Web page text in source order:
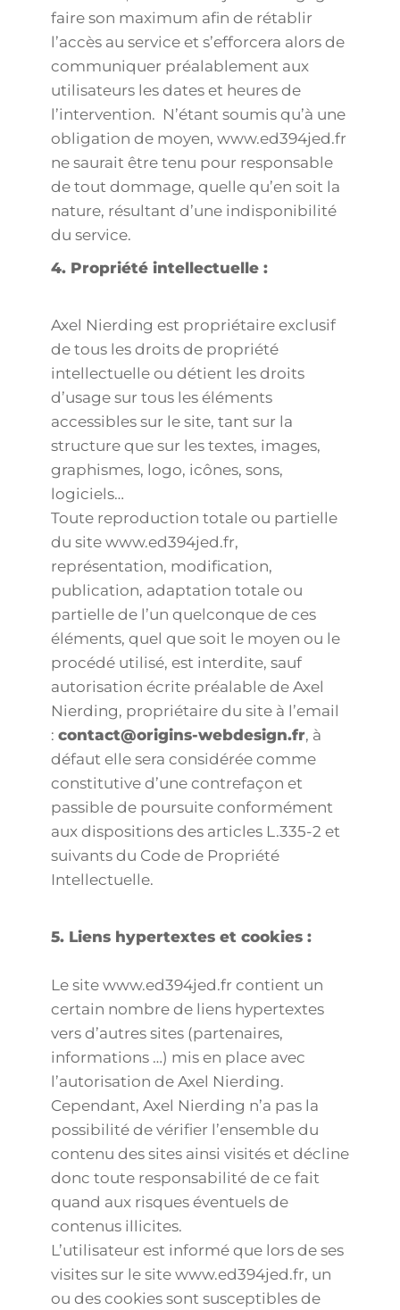
faire son maximum afin de rétablir
l’accès au service et s’efforcera alors de
communiquer préalablement aux
utilisateurs les dates et heures de
l’intervention. N’étant soumis qu’à une
obligation de moyen, www.ed394jed.fr
ne saurait être tenu pour responsable
de tout dommage, quelle qu’en soit la
nature, résultant d’une indisponibilité
du service.
4. Propriété intellectuelle :
Axel Nierding est propriétaire exclusif
de tous les droits de propriété
intellectuelle ou détient les droits
d’usage sur tous les éléments
accessibles sur le site, tant sur la
structure que sur les textes, images,
graphismes, logo, icônes, sons,
logiciels…
Toute reproduction totale ou partielle
du site www.ed394jed.fr,
représentation, modification,
publication, adaptation totale ou
partielle de l’un quelconque de ces
éléments, quel que soit le moyen ou le
procédé utilisé, est interdite, sauf
autorisation écrite préalable de Axel
Nierding, propriétaire du site à l’email
: contact@origins-webdesign.fr, à
défaut elle sera considérée comme
constitutive d’une contrefaçon et
passible de poursuite conformément
aux dispositions des articles L.335-2 et
suivants du Code de Propriété
Intellectuelle.
5. Liens hypertextes et cookies :
Le site www.ed394jed.fr contient un
certain nombre de liens hypertextes
vers d’autres sites (partenaires,
informations …) mis en place avec
l’autorisation de Axel Nierding.
Cependant, Axel Nierding n’a pas la
possibilité de vérifier l’ensemble du
contenu des sites ainsi visités et décline
donc toute responsabilité de ce fait
quand aux risques éventuels de
contenus illicites.
L’utilisateur est informé que lors de ses
visites sur le site www.ed394jed.fr, un
ou des cookies sont susceptibles de